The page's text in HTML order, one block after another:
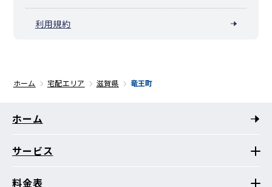
利用規約
ホーム 宅配エリア 滋賀県 竜王町
ホーム
サービス
料金表